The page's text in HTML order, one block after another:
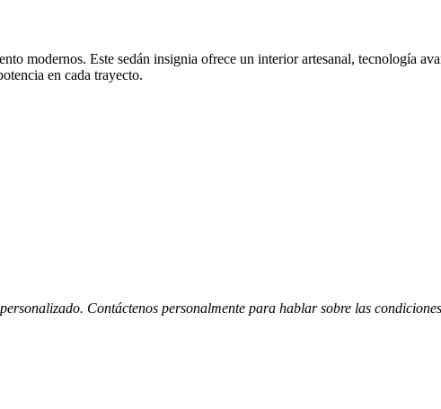
modernos. Este sedán insignia ofrece un interior artesanal, tecnología
en cada trayecto.
Contáctenos personalmente para hablar sobre las